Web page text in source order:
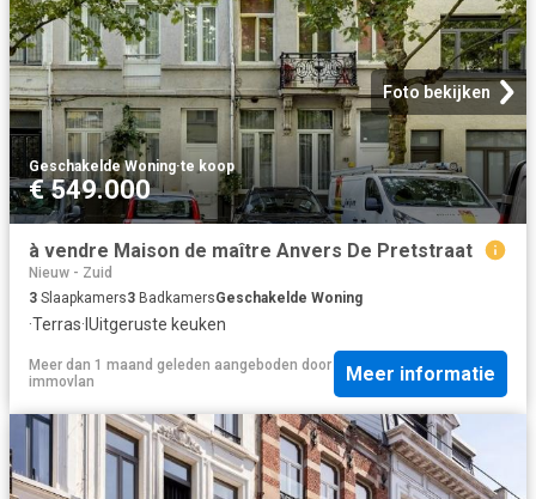
Foto bekijken
Geschakelde Woning·te koop
€ 549.000
à vendre Maison de maître Anvers De Pretstraat
Nieuw - Zuid
3 Slaapkamers3 BadkamersGeschakelde Woning
·Terras· IUitgeruste keuken
Meer dan 1 maand geleden aangeboden door
immovlan
Meer informatie